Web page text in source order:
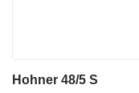
Hohner 48/5 S